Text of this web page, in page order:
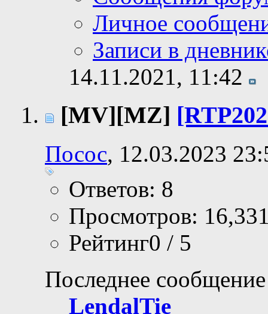
Личное
Записи в
14.11.2021, 11:42
[MV][MZ]
Посос, 12.03.2023
Ответов: 8
Просмотров:
Рейтинг0 / 5
Последнее
LendalTie